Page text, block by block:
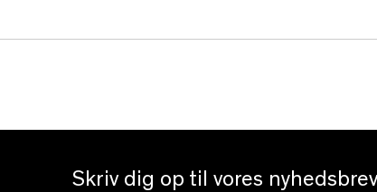
Skriv dig op til vores